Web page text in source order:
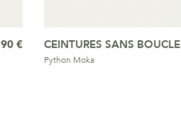
90 € CEINTURES SANS BOUCLE
Python Moka